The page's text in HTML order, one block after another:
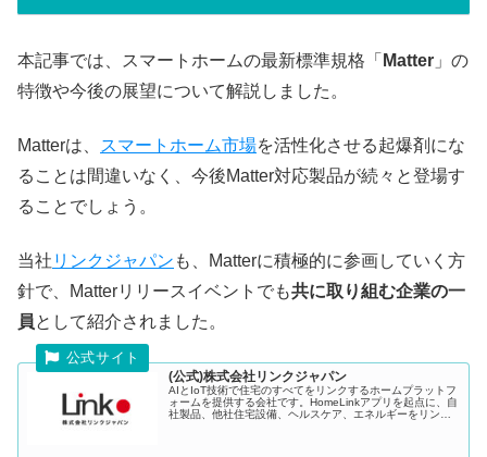
本記事では、スマートホームの最新標準規格「 Matter 」の
特徴や今後の展望について解説しました。
Matterは、 スマートホーム市場を活性化させる起爆剤にな
ることは間違いなく、今後Matter対応製品が続々と登場す
ることでしょう。
当社 リンクジャパン も、Matterに積極的に参画していく方
針で、Matterリリースイベントでも共に取り組む企業の一
員として紹介されました。
(公式)株式会社リンクジャパン
AIとIoT技術で住宅のすべてをリンクするホームプラットフ
ォームを提供する会社です。HomeLinkアプリを起点に、自
社製品、他社住宅設備、ヘルスケア、エネルギーをリンク